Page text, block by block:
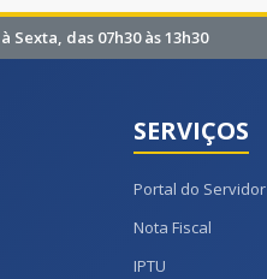
das 07h30 às 13h30
SERVIÇOS
Portal do Servidor
Nota Fiscal
IPTU